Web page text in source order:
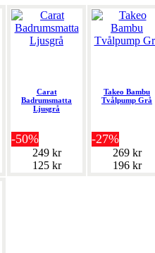
Carat
Badrumsmatta
Ljusgrå
-50%
249 kr
125 kr
Takeo Bambu
Tvålpump Grå
-27%
269 kr
196 kr